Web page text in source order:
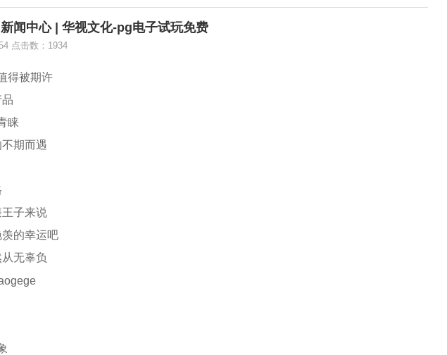
闻中心 | 华视文化-pg电子试玩免费
点击数：1934
得被期许
睐
期而遇
子来说
的幸运吧
无辜负